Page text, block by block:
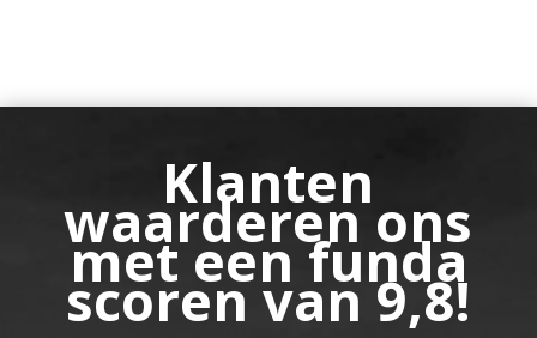
Klanten
waarderen ons
met een funda
scoren van 9,8!